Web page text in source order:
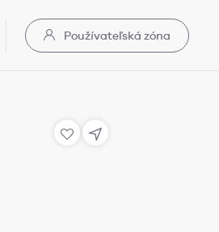
Používateľská zóna